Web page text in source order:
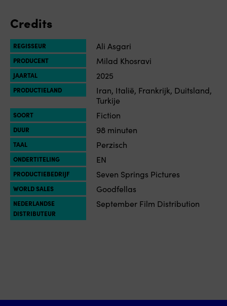
Credits
REGISSEUR Ali Asgari
PRODUCENT Milad Khosravi
JAARTAL 2025
PRODUCTIELAND
Iran, Italië, Frankrijk, Duitsland,
Turkije
SOORT Fiction
DUUR 98 minuten
TAAL Perzisch
ONDERTITELING EN
PRODUCTIEBEDRIJF Seven Springs Pictures
WORLD SALES Goodfellas
NEDERLANDSE
DISTRIBUTEUR
September Film Distribution